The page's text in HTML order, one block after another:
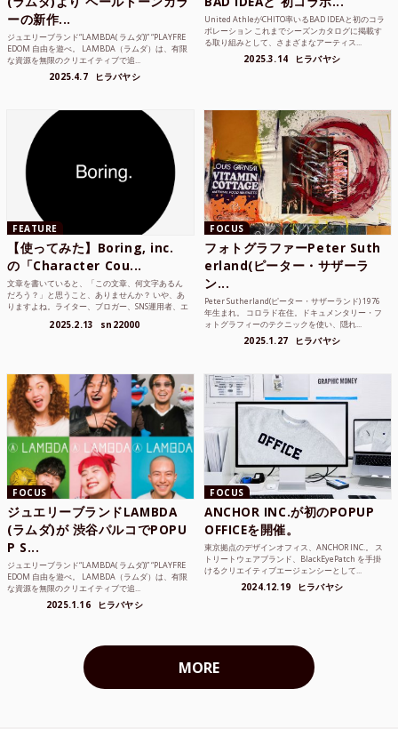
ーの新作...
ジュエリーブランド“LAMBDA( ラムダ))” “PLAYFRE
EDOM 自由を遊べ。 LAMBDA（ラムダ）は、有限
な資源を無限のクリエイティブで追...
2025.4.7 ヒラバヤシ
United AthleがCHITO率いるBAD IDEAと初のコラ
ボレーション これまでシーズンカタログに掲載す
る取り組みとして、さまざまなアーティス...
2025.3.14 ヒラバヤシ
FEATURE
【使ってみた】Boring, inc.
の「Character Cou...
文章を書いていると、「この文章、何文字あるん
だろう？」と思うこと、ありませんか？ いや、あ
りますよね。ライター、ブロガー、SNS運用者、エ
2025.2.13 sn22000
FOCUS
フォトグラファーPeter Suth
erland(ピーター・サザーラ
ン...
Peter Sutherland(ピーター・サザーランド) 1976
年生まれ。 コロラド在住。ドキュメンタリー・フ
ォトグラフィーのテクニックを使い、隠れ...
2025.1.27 ヒラバヤシ
FOCUS
ジュエリーブランドLAMBDA
(ラムダ)が 渋谷パルコでPOPU
P S...
ジュエリーブランド“LAMBDA( ラムダ))” “PLAYFRE
EDOM 自由を遊べ。 LAMBDA（ラムダ）は、有限
な資源を無限のクリエイティブで追...
2025.1.16 ヒラバヤシ
FOCUS
ANCHOR INC.が初のPOPUP
OFFICEを開催。
東京拠点のデザインオフィス、ANCHOR INC.。 ス
トリートウェアブランド、BlackEyePatch を手掛
けるクリエイティブエージェンシーとして...
2024.12.19 ヒラバヤシ
MORE